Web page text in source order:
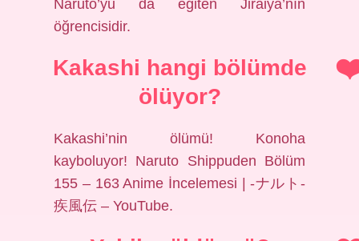
Naruto’yu da eğiten Jiraiya’nın
öğrencisidir.
Kakashi hangi bölümde
ölüyor?
Kakashi’nin ölümü! Konoha
kayboluyor! Naruto Shippuden Bölüm
155 – 163 Anime İncelemesi | -ナルト-
疾風伝 – YouTube.